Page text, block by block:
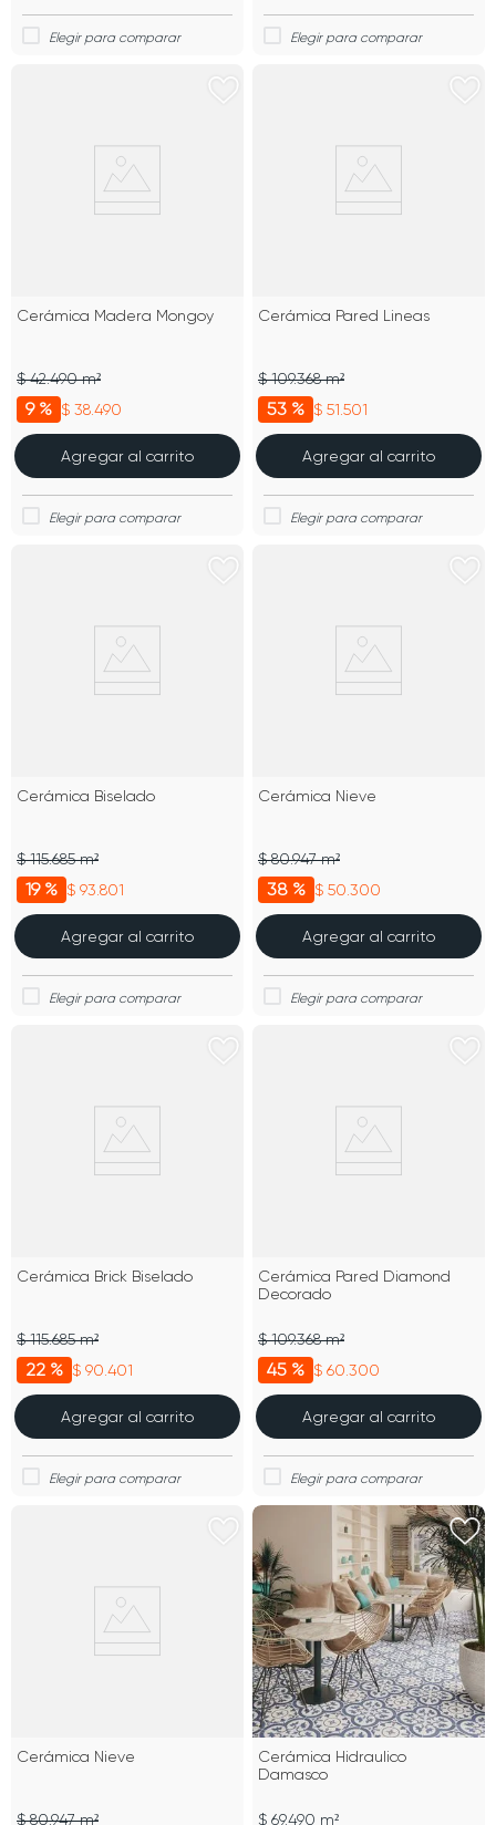
Cerámica Madera Mongoy
9 % $ 38.490
$ 42.490 m²
Agregar al carrito
Cerámica Pared Lineas
53 % $ 51.501
$ 109.368 m²
Agregar al carrito
Cerámica Biselado
19 % $ 93.801
$ 115.685 m²
Agregar al carrito
Cerámica Nieve
38 % $ 50.300
$ 80.947 m²
Agregar al carrito
Cerámica Brick Biselado
22 % $ 90.401
$ 115.685 m²
Agregar al carrito
Cerámica Pared Diamond
Decorado
45 % $ 60.300
$ 109.368 m²
Agregar al carrito
Cerámica Nieve
$ 80.947 m²
Cerámica Hidraulico
Damasco
$ 69.490 m²